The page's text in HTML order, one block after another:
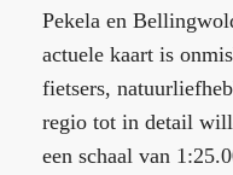
Pekela en
actuele kaart is
fietsers,
regio tot in detail
een schaal van